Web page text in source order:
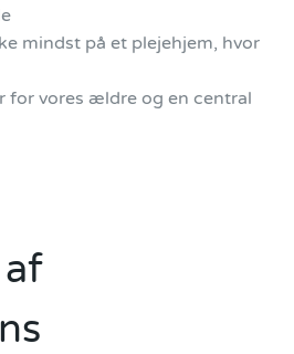
mindst på et plejehjem, hvor
for vores ældre og en central
af